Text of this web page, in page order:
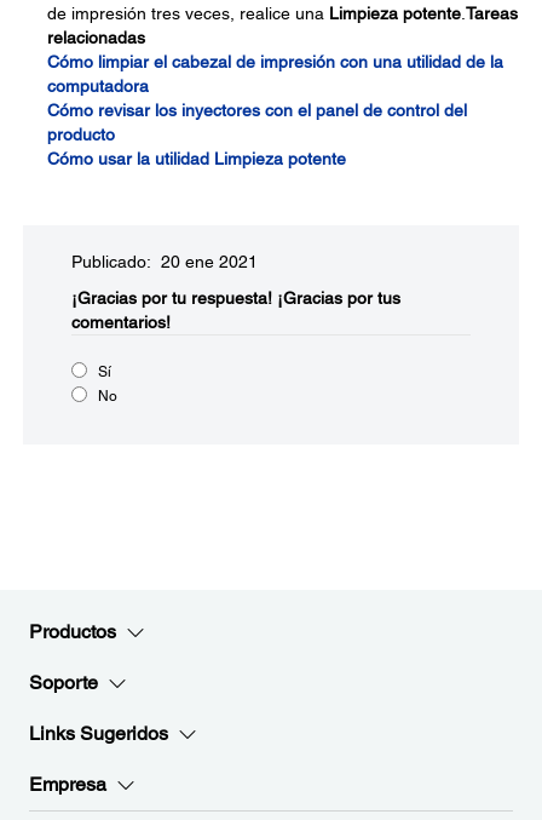
de impresión tres veces, realice una Limpieza potente Tareas
relacionadas
Cómo limpiar el cabezal de impresión con una utilidad de la
computadora
Cómo revisar los inyectores con el panel de control del
producto
Cómo usar la utilidad Limpieza potente
Publicado: 20 ene 2021
¡Gracias por tu respuesta! ¡Gracias por tus
comentarios!
Sí
No
Productos
Soporte
Links Sugeridos
Empresa